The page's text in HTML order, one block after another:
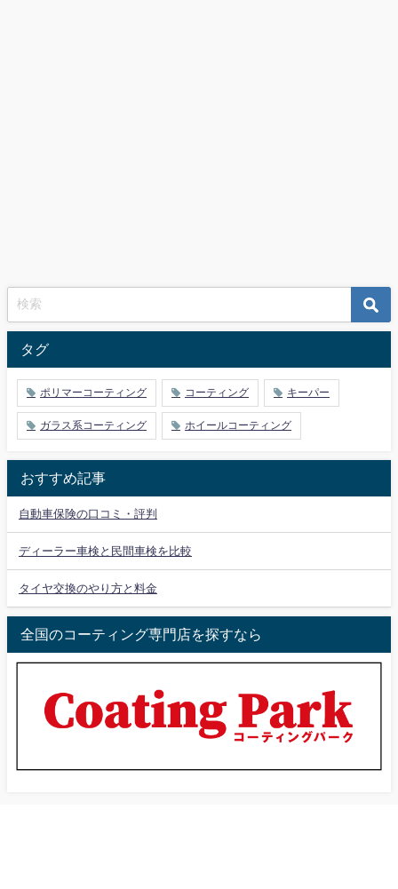
タグ
ポリマーコーティング コーティング キーパー
ガラス系コーティング ホイールコーティング
おすすめ記事
自動車保険の口コミ・評判
ディーラー車検と民間車検を比較
タイヤ交換のやり方と料金
全国のコーティング専門店を探すなら